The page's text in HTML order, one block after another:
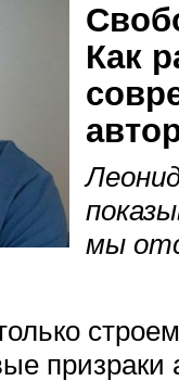
Как
мы
призраки